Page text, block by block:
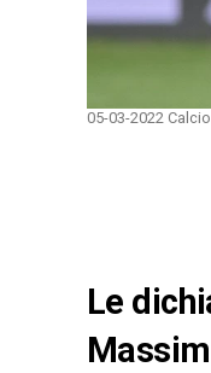
05-03-2022
Le